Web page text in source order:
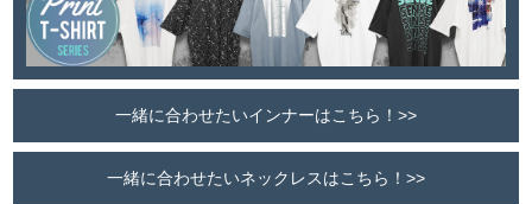
一緒に合わせたいインナーはこちら！>>
一緒に合わせたいネックレスはこちら！>>